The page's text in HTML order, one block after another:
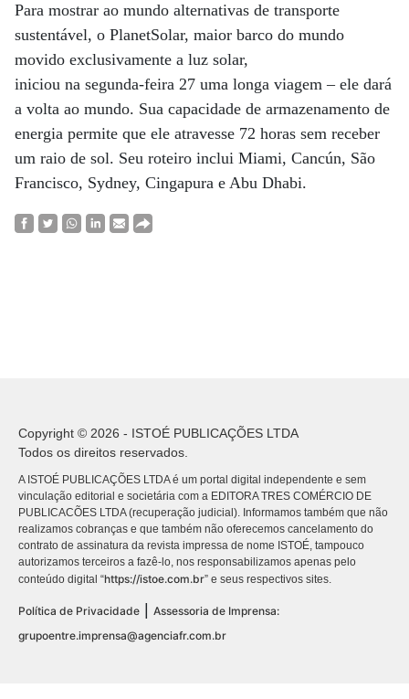
Para mostrar ao mundo alternativas de transporte
sustentável, o PlanetSolar, maior barco do mundo
movido exclusivamente a luz solar,
iniciou na segunda-feira 27 uma longa viagem – ele dará
a volta ao mundo. Sua capacidade de armazenamento de
energia permite que ele atravesse 72 horas sem receber
um raio de sol. Seu roteiro inclui Miami, Cancún, São
Francisco, Sydney, Cingapura e Abu Dhabi.
Copyright © 2026 - ISTOÉ PUBLICAÇÕES LTDA
Todos os direitos reservados.
A ISTOÉ PUBLICAÇÕES LTDA é um portal digital independente e sem
vinculação editorial e societária com a EDITORA TRES COMÉRCIO DE
PUBLICACÕES LTDA (recuperação judicial). Informamos também que não
realizamos cobranças e que também não oferecemos cancelamento do
contrato de assinatura da revista impressa de nome ISTOÉ, tampouco
autorizamos terceiros a fazê-lo, nos responsabilizamos apenas pelo
conteúdo digital “https://istoe.com.br” e seus respectivos sites.
Política de Privacidade
Assessoria de Imprensa:
grupoentre.imprensa@agenciafr.com.br